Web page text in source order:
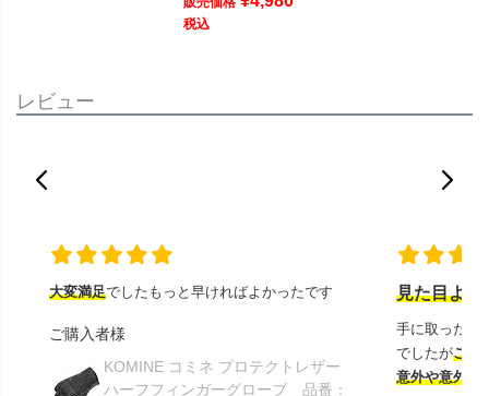
税込
レビュー
大変満足でしたもっと早ければよかったです
ご購入者様
KOMINE コミネ プロテクトレザー
ハーフフィンガーグローブ 品番：
見た目より
手に取ったと
でしたがこの
意外や意外ス